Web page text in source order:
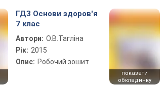
ГДЗ Основи здоров'я
7 клас
Автори: О.В.Тагліна
Рік: 2015
Опис: Робочий зошит
показати
обкладинку